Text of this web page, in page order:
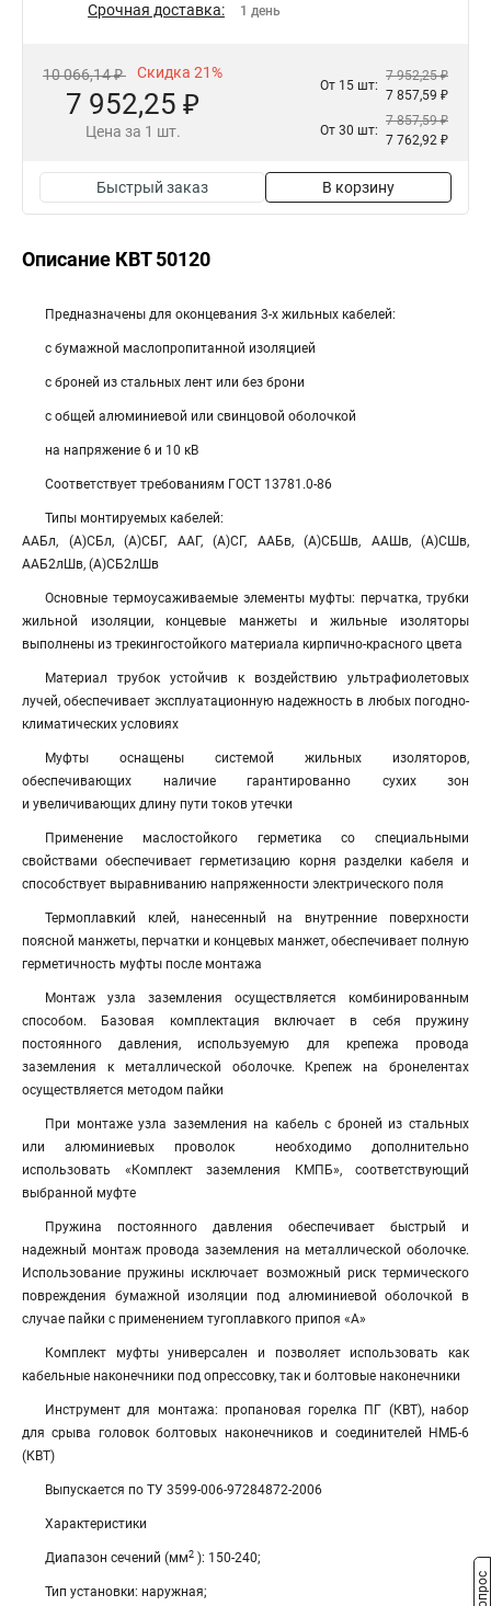
Срочная доставка: 1 день
10 066,14 ₽ Скидка 21%
7 952,25 ₽
Цена за 1 шт.
От 15 шт:
7 952,25 ₽
7 857,59 ₽
От 30 шт:
7 857,59 ₽
7 762,92 ₽
Быстрый заказ В корзину
Описание КВТ 50120
Предназначены для оконцевания 3-х жильных кабелей:
с бумажной маслопропитанной изоляцией
с броней из стальных лент или без брони
с общей алюминиевой или свинцовой оболочкой
на напряжение 6 и 10 кВ
Соответствует требованиям ГОСТ 13781.0-86
Типы монтируемых кабелей:
ААБл, (А)СБл, (А)СБГ, ААГ, (А)СГ, ААБв, (А)СБШв, ААШв, (А)СШв,
ААБ2лШв, (А)СБ2лШв
Основные термоусаживаемые элементы муфты: перчатка, трубки
жильной изоляции, концевые манжеты и жильные изоляторы
выполнены из трекингостойкого материала кирпично-красного цвета
Материал трубок устойчив к воздействию ультрафиолетовых
лучей, обеспечивает эксплуатационную надежность в любых погодно-
климатических условиях
Муфты оснащены системой жильных изоляторов,
обеспечивающих наличие гарантированно сухих зон
и увеличивающих длину пути токов утечки
Применение маслостойкого герметика со специальными
свойствами обеспечивает герметизацию корня разделки кабеля и
способствует выравниванию напряженности электрического поля
Термоплавкий клей, нанесенный на внутренние поверхности
поясной манжеты, перчатки и концевых манжет, обеспечивает полную
герметичность муфты после монтажа
Монтаж узла заземления осуществляется комбинированным
способом. Базовая комплектация включает в себя пружину
постоянного давления, используемую для крепежа провода
заземления к металлической оболочке. Крепеж на бронелентах
осуществляется методом пайки
При монтаже узла заземления на кабель с броней из стальных
или алюминиевых проволок необходимо дополнительно
использовать «Комплект заземления КМПБ», соответствующий
выбранной муфте
Пружина постоянного давления обеспечивает быстрый и
надежный монтаж провода заземления на металлической оболочке.
Использование пружины исключает возможный риск термического
повреждения бумажной изоляции под алюминиевой оболочкой в
случае пайки с применением тугоплавкого припоя «А»
Комплект муфты универсален и позволяет использовать как
кабельные наконечники под опрессовку, так и болтовые наконечники
Инструмент для монтажа: пропановая горелка ПГ (КВТ), набор
для срыва головок болтовых наконечников и соединителей НМБ-6
(КВТ)
Выпускается по ТУ 3599-006-97284872-2006
Характеристики
Диапазон сечений (мм2 ): 150-240;
Тип установки: наружная;